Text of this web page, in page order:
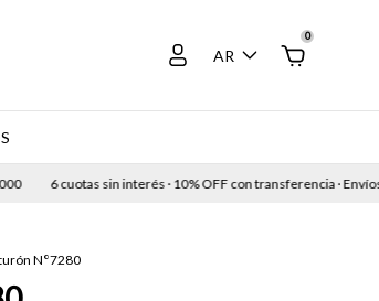
AR
0
6 cuotas sin interés · 10% OFF con transferencia · Envíos
N°7280